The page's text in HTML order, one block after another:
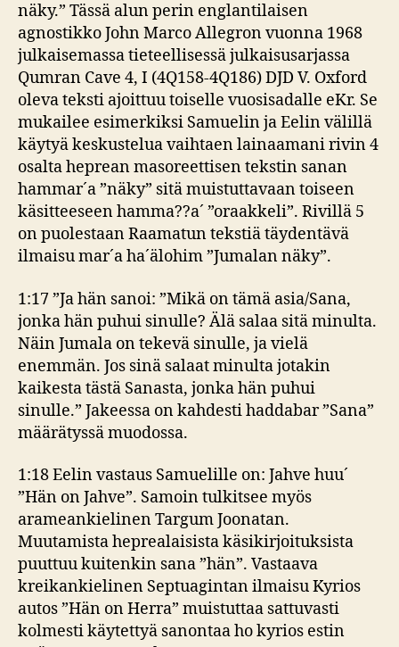
näky.” Tässä alun perin englantilaisen
agnostikko John Marco Allegron vuonna 1968
julkaisemassa tieteellisessä julkaisusarjassa
Qumran Cave 4, I (4Q158-4Q186) DJD V. Oxford
oleva teksti ajoittuu toiselle vuosisadalle eKr. Se
mukailee esimerkiksi Samuelin ja Eelin välillä
käytyä keskustelua vaihtaen lainaamani rivin 4
osalta heprean masoreettisen tekstin sanan
hammar´a ”näky” sitä muistuttavaan toiseen
käsitteeseen hamma??a´ ”oraakkeli”. Rivillä 5
on puolestaan Raamatun tekstiä täydentävä
ilmaisu mar´a ha´älohim ”Jumalan näky”.
1:17 ”Ja hän sanoi: ”Mikä on tämä asia/Sana,
jonka hän puhui sinulle? Älä salaa sitä minulta.
Näin Jumala on tekevä sinulle, ja vielä
enemmän. Jos sinä salaat minulta jotakin
kaikesta tästä Sanasta, jonka hän puhui
sinulle.” Jakeessa on kahdesti haddabar ”Sana”
määrätyssä muodossa.
1:18 Eelin vastaus Samuelille on: Jahve huu´
”Hän on Jahve”. Samoin tulkitsee myös
arameankielinen Targum Joonatan.
Muutamista heprealaisista käsikirjoituksista
puuttuu kuitenkin sana ”hän”. Vastaava
kreikankielinen Septuagintan ilmaisu Kyrios
autos ”Hän on Herra” muistuttaa sattuvasti
kolmesti käytettyä sanontaa ho kyrios estin